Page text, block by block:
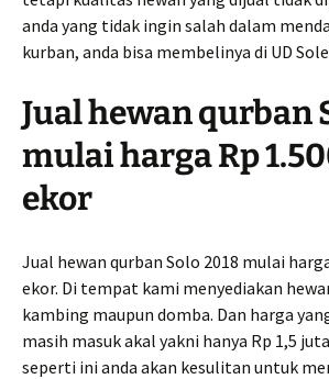
anda yang tidak ingin salah dalam
kurban, anda bisa membelinya di UD
Jual hewan qurban
mulai harga Rp
ekor
Jual hewan qurban Solo 2018 mulai
ekor. Di tempat kami menyediakan
kambing maupun domba. Dan harga
masih masuk akal yakni hanya Rp 1,5
seperti ini anda akan kesulitan untuk